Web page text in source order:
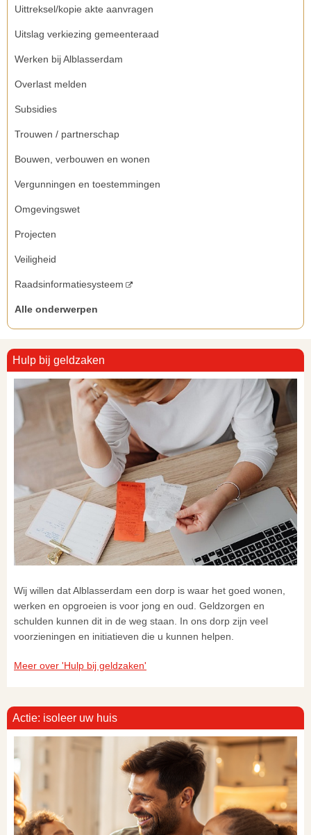
Uittreksel/kopie akte aanvragen
Uitslag verkiezing gemeenteraad
Werken bij Alblasserdam
Overlast melden
Subsidies
Trouwen / partnerschap
Bouwen, verbouwen en wonen
Vergunningen en toestemmingen
Omgevingswet
Projecten
Veiligheid
Raadsinformatiesysteem
Alle onderwerpen
Hulp bij geldzaken
Wij willen dat Alblasserdam een dorp is waar het goed wonen,
werken en opgroeien is voor jong en oud. Geldzorgen en
schulden kunnen dit in de weg staan. In ons dorp zijn veel
voorzieningen en initiatieven die u kunnen helpen.
Meer over 'Hulp bij geldzaken'
Actie: isoleer uw huis